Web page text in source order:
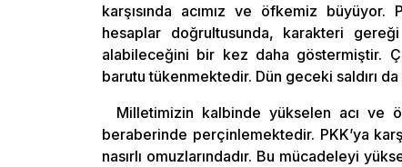
karşısında acımız ve öfkemiz
hesaplar doğrultusunda, karakteri
alabileceğini bir kez daha göstermiştir.
barutu tükenmektedir. Dün geceki saldırı
Milletimizin kalbinde yükselen acı ve
beraberinde perçinlemektedir. PKK’ya
nasırlı omuzlarındadır. Bu mücadeleyi